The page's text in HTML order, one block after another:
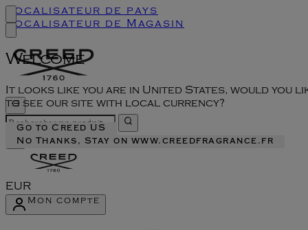
Welcome
It looks like you are in United States, would you
to see our site with local currency?
Go to Creed US
No Thanks, Stay on www.creedfragrance.fr
Localisateur de pays
Localisateur de Magasin
EUR
Mon compte